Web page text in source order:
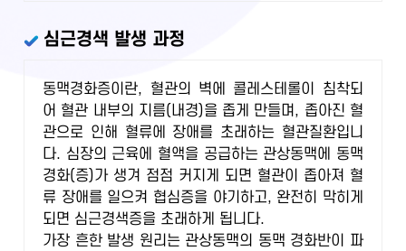
심근경색 발생 과정
동맥경화증이란, 혈관의 벽에 콜레스테롤이 침착되
어 혈관 내부의 지름(내경)을 좁게 만들며, 좁아진 혈
관으로 인해 혈류에 장애를 초래하는 혈관질환입니
다. 심장의 근육에 혈액을 공급하는 관상동맥에 동맥
경화(증)가 생겨 점점 커지게 되면 혈관이 좁아져 혈
류 장애를 일으켜 협심증을 야기하고, 완전히 막히게
되면 심근경색증을 초래하게 됩니다.
가장 흔한 발생 원리는 관상동맥의 동맥 경화반이 파